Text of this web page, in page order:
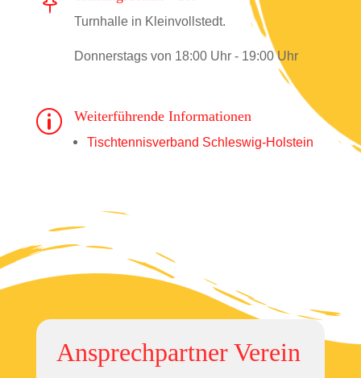
Turnhalle in Kleinvollstedt.
Donnerstags von 18:00 Uhr - 19:00 Uhr
p Weiterführende Informationen
Tischtennisverband Schleswig-Holstein
Ansprechpartner Verein